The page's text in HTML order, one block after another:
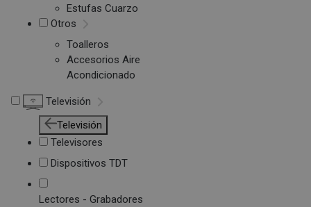
Estufas Cuarzo
Otros
Toalleros
Accesorios Aire
Acondicionado
Televisión
Televisión
Televisores
Dispositivos TDT
Lectores - Grabadores